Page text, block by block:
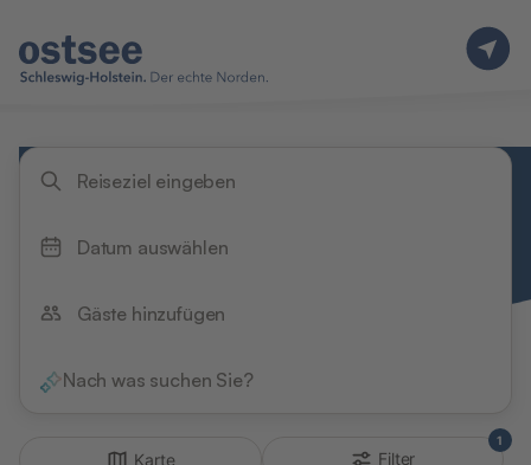
Reiseziel eingeben
Datum auswählen
Gäste hinzufügen
Nach was suchen Sie?
Karte
1
Filter